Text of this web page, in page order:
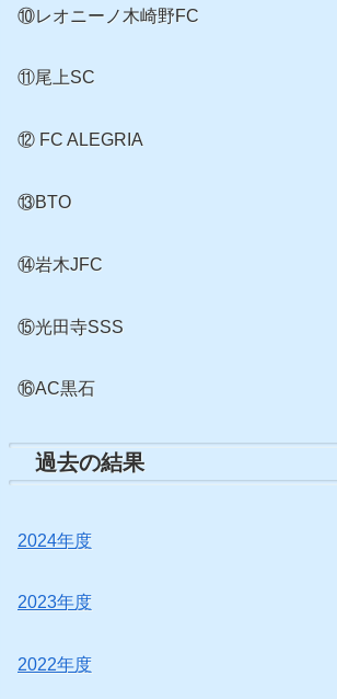
⑩レオニーノ木崎野FC
⑪尾上SC
⑫ FC ALEGRIA
⑬BTO
⑭岩木JFC
⑮光田寺SSS
⑯AC黒石
過去の結果
2024年度
2023年度
2022年度